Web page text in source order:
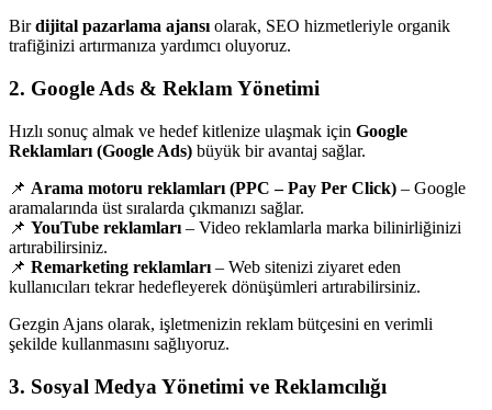
Birdijital pazarlama ajansı olarak, SEO hizmetleriyle organik
trafiğinizi artırmanıza yardımcı oluyoruz.
2. Google Ads & Reklam Yönetimi
Hızlı sonuç almak ve hedef kitlenize ulaşmak için Google
Reklamları (Google Ads) büyük bir avantaj sağlar.
📌 Arama motoru reklamları (PPC – Pay Per Click) – Google
aramalarında üst sıralarda çıkmanızı sağlar.
📌 YouTube reklamları – Video reklamlarla marka bilinirliğinizi
artırabilirsiniz.
📌 Remarketing reklamları – Web sitenizi ziyaret eden
kullanıcıları tekrar hedefleyerek dönüşümleri artırabilirsiniz.
Gezgin Ajans olarak, işletmenizin reklam bütçesini en verimli
şekilde kullanmasını sağlıyoruz.
3. Sosyal Medya Yönetimi ve Reklamcılığı